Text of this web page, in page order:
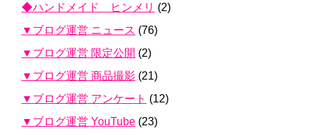
◆ハンドメイド ヒンメリ (2)
▼ブログ運営 ニュース (76)
▼ブログ運営 限定公開 (2)
▼ブログ運営 商品撮影 (21)
▼ブログ運営 アンケート (12)
▼ブログ運営 YouTube (23)